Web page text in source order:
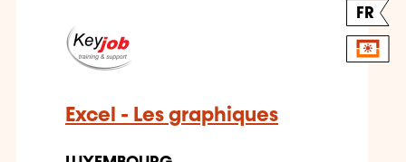
FR
Excel - Les graphiques